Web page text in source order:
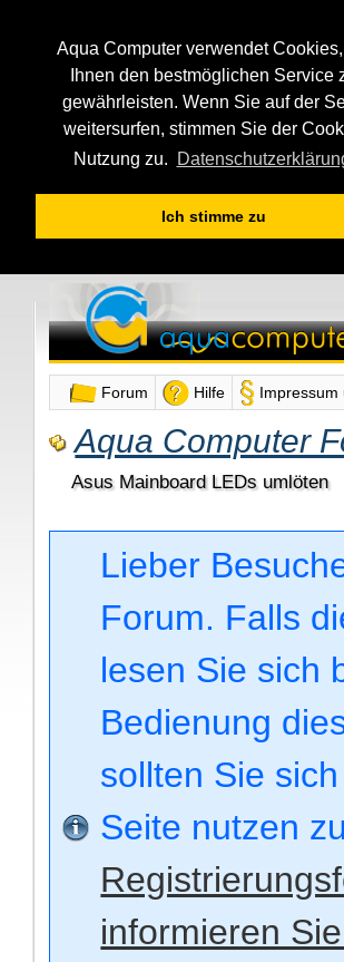
Aqua Computer verwendet
Ihnen den bestmöglichen Service
gewährleisten. Wenn Sie auf der
weitersurfen, stimmen Sie der
Nutzung zu.
Ich stimme zu
Forum Hilfe Impressum
Aqua Computer
Asus Mainboard LEDs umlöten
Lieber
Forum. Falls
lesen Sie sich
Bedienung
sollten Sie
Seite nutzen
informieren